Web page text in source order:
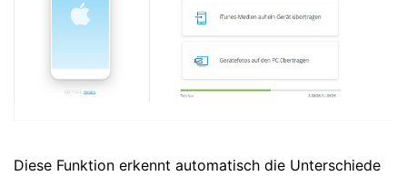
Diese Funktion erkennt automatisch die Unterschiede